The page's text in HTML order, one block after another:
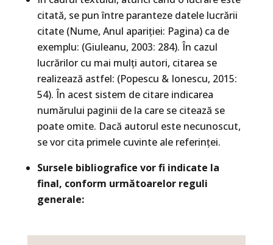
citată, se pun între paranteze datele lucrării
citate (Nume, Anul apariției: Pagina) ca de
exemplu: (Giuleanu, 2003: 284). În cazul
lucrărilor cu mai mulți autori, citarea se
realizează astfel: (Popescu & Ionescu, 2015:
54). În acest sistem de citare indicarea
numărului paginii de la care se citează se
poate omite. Dacă autorul este necunoscut,
se vor cita primele cuvinte ale referinței.
Sursele bibliografice vor fi indicate la
final, conform următoarelor reguli
generale: